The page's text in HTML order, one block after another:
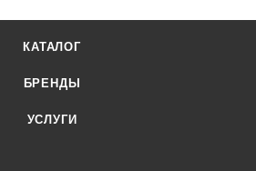
КАТАЛОГ
БРЕНДЫ
УСЛУГИ